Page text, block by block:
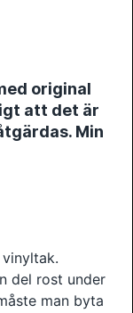
original
att det är
Min
del rost under
man byta